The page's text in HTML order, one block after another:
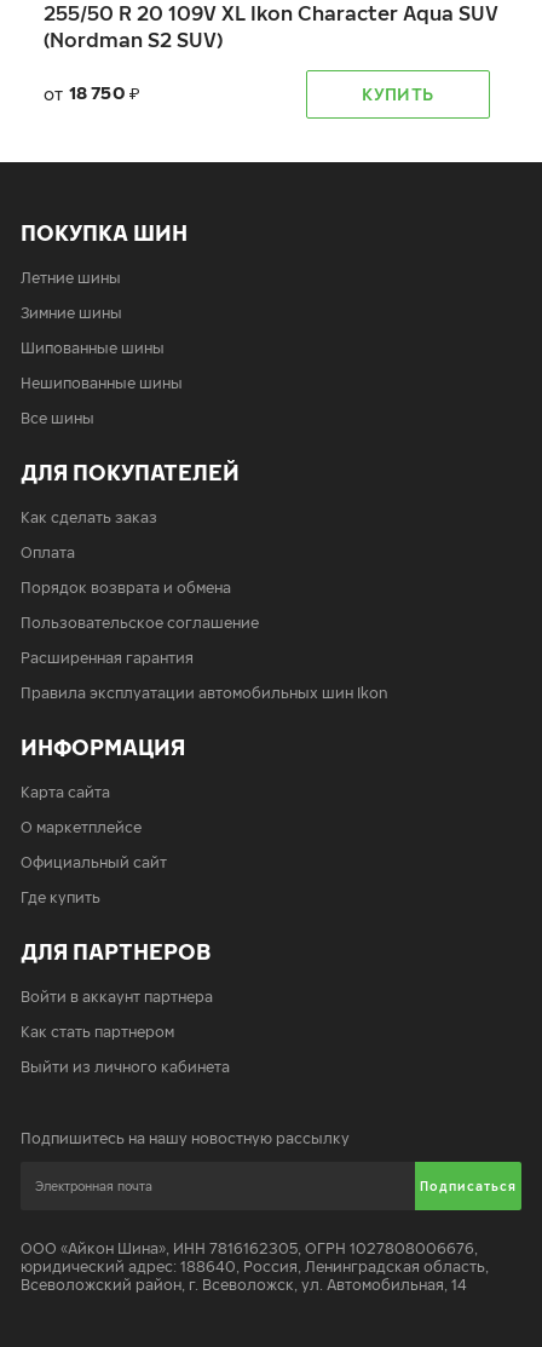
255/50 R 20 109V XL Ikon Character Aqua SUV
(Nordman S2 SUV)
от 18 750 ₽ КУПИТЬ
ПОКУПКА ШИН
Летние шины
Зимние шины
Шипованные шины
Нешипованные шины
Все шины
ДЛЯ ПОКУПАТЕЛЕЙ
Как сделать заказ
Оплата
Порядок возврата и обмена
Пользовательское соглашение
Расширенная гарантия
Правила эксплуатации автомобильных шин Ikon
ИНФОРМАЦИЯ
Карта сайта
О маркетплейсе
Официальный сайт
Где купить
ДЛЯ ПАРТНЕРОВ
Войти в аккаунт партнера
Как стать партнером
Выйти из личного кабинета
Подпишитесь на нашу новостную рассылку
Подписаться
ООО «Айкон Шина», ИНН 7816162305, ОГРН 1027808006676,
юридический адрес: 188640, Россия, Ленинградская область,
Всеволожский район, г. Всеволожск, ул. Автомобильная, 14